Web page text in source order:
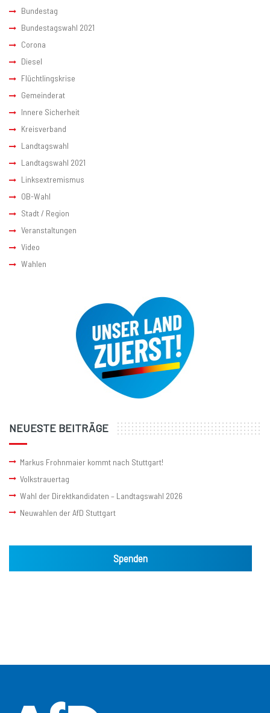
Bundestag
Bundestagswahl 2021
Corona
Diesel
Flüchtlingskrise
Gemeinderat
Innere Sicherheit
Kreisverband
Landtagswahl
Landtagswahl 2021
Linksextremismus
OB-Wahl
Stadt / Region
Veranstaltungen
Video
Wahlen
NEUESTE BEITRÄGE
Markus Frohnmaier kommt nach Stuttgart!
Volkstrauertag
Wahl der Direktkandidaten – Landtagswahl 2026
Neuwahlen der AfD Stuttgart
Spenden